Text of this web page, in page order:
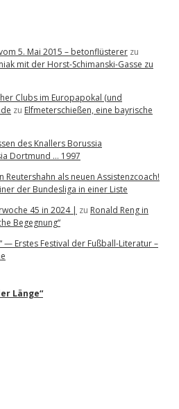
5. Mai 2015 – betonflüsterer zu
mit der Horst-Schimanski-Gasse zu
Clubs im Europapokal (und
zu Elfmeterschießen, eine bayrische
des Knallers Borussia
Dortmund … 1997
Reutershahn als neuen Assistenzcoach!
der Bundesliga in einer Liste
45 in 2024 | zu Ronald Reng in
Begegnung“
— Erstes Festival der Fußball-Literatur –
Länge“